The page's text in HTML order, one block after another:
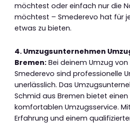
möchtest oder einfach nur die
möchtest – Smederevo hat für
etwas zu bieten.
4. Umzugsunternehmen
Bremen: Bei deinem Umzug
Smederevo sind professionelle
unerlässlich. Das
Schmid aus Bremen bietet
komfortablen Umzugsservice.
Erfahrung und einem